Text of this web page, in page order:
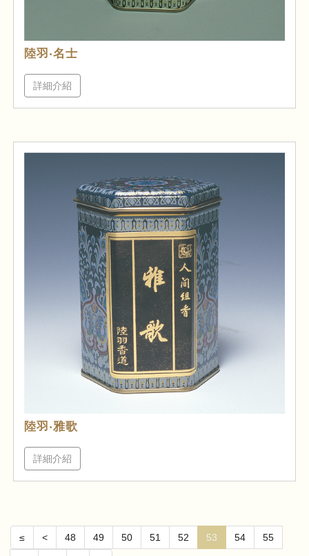
陸羽‧名士
詳細介紹
陸羽‧雅歌
詳細介紹
≤ < 48 49 50 51 52 53 54 55